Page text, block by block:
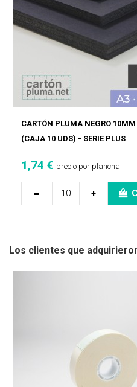
CARTÓN PLUMA NEGRO
(CAJA 10 UDS) - SERIE PLUS
1,74 € precio por plancha
+
-
Los clientes que